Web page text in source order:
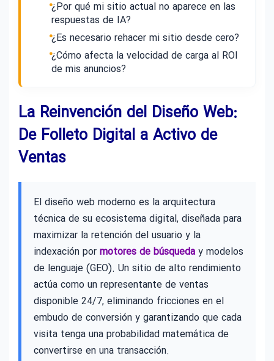
¿Por qué mi sitio actual no aparece en las
respuestas de IA?
¿Es necesario rehacer mi sitio desde cero?
¿Cómo afecta la velocidad de carga al ROI
de mis anuncios?
La Reinvención del Diseño Web:
De Folleto Digital a Activo de
Ventas
El diseño web moderno es la arquitectura
técnica de su ecosistema digital, diseñada para
maximizar la retención del usuario y la
indexación por motores de búsqueda y modelos
de lenguaje (GEO). Un sitio de alto rendimiento
actúa como un representante de ventas
disponible 24/7, eliminando fricciones en el
embudo de conversión y garantizando que cada
visita tenga una probabilidad matemática de
convertirse en una transacción.